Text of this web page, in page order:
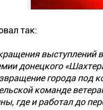
так:
выступлений
донецкого
города под
команде
где и работал до